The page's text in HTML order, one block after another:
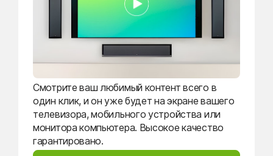
Смотрите ваш любимый контент всего в
один клик, и он уже будет на экране вашего
телевизора, мобильного устройства или
монитора компьютера. Высокое качество
гарантировано.